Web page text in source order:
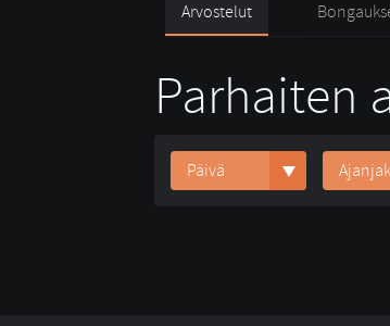
Arvostelut
Parhaiten
Päivä